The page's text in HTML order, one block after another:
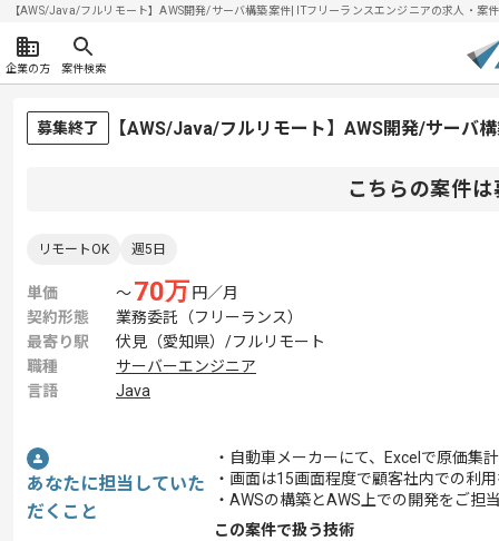
【AWS/Java/フルリモート】AWS開発/サーバ構築案件| ITフリーランスエンジニアの求人・
企業の方 案件検索
募集終了 【AWS/Java/フルリモート】AWS開発/サーバ
こちらの案件
リモートOK 週5日
単価 〜70万 円／月
契約形態
業務委託（フリーランス）
最寄り駅
伏見（愛知県）/フルリモート
職種
サーバーエンジニア
言語
Java
あなたに担当していた
だくこと
・自動車メーカーにて、Excelで原価集
・画面は15画面程度で顧客社内での利
・AWSの構築とAWS上での開発をご担
この案件で扱う技術